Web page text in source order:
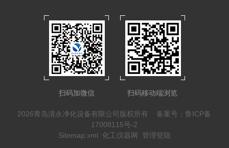
扫码加微信 扫码移动端浏览
2026青岛清永净化设备有限公司版权所有 备案号：鲁ICP备
17008115号-2
Sitemap.xml 化工仪器网 管理登陆